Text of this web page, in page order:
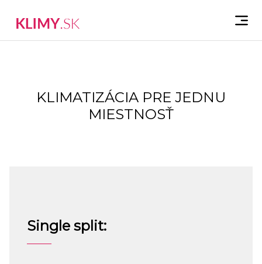
KLIMATIZÁCIA PRE JEDNU
MIESTNOSŤ
Single split: